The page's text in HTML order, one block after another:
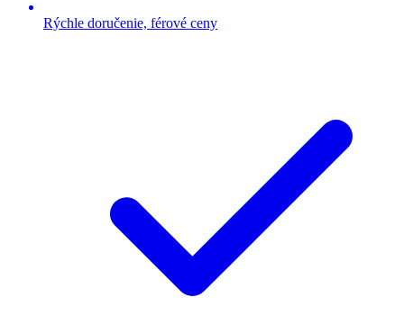
Rýchle doručenie, férové ceny